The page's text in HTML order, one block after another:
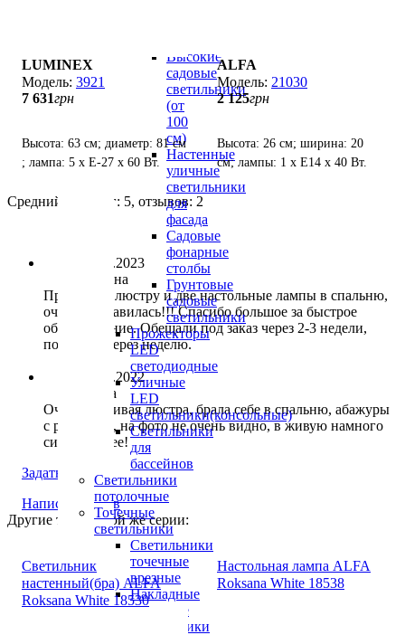
Высокие
садовые
светильники
(от
100
см)
Настенные
уличные
светильники
для
фасада
Садовые
фонарные
столбы
Грунтовые
садовые
светильники
Прожекторы
LED
светодиодные
Уличные
LED
светильники(консольные)
Светильники
для
бассейнов
Светильники
потолочные
Точечные
светильники
Светильники
точечные
врезные
Накладные
точечные
светильники
LUMINEX
3921
7 631грн
Высота: 63 см; диаметр: 81 см
; лампа: 5 х Е-27 х 60 Вт.
ALFA
21030
2 125грн
Высота: 26 см; ширина: 20
см; лампы: 1 х Е14 х 40 Вт.
Средний рейтинг: 5, отзывов: 2
04.03.2023
Татьяна
Приобрела люстру и две настольные лампы в спальню,
очень понравилась!!! Спасибо большое за быстрое
обслуживание. Обещали под заказ через 2-3 недели,
получила через неделю.
14.10.2022
Елена
Очень красивая люстра, брала себе в спальню, абажуры
с рисунком, на фото не очень видно, в живую намного
симпатичнее!
Задать вопрос
Написать отзыв
Другие товары той же серии:
Светильник
настенный(бра) ALFA
Roksana White 18530
Настольная лампа ALFA
Roksana White 18538